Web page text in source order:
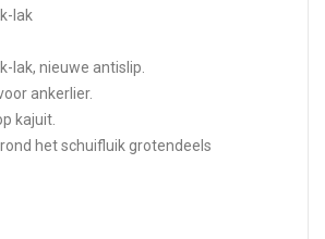
lak
lak, nieuwe antislip.
ankerlier.
kajuit.
het schuifluik grotendeels